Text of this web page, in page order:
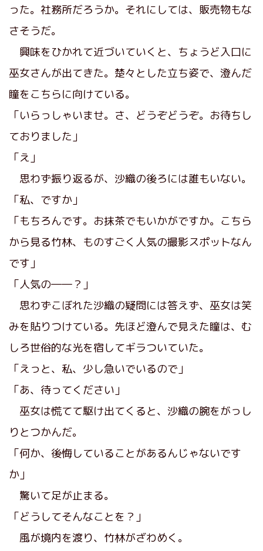
った。社務所だろうか。それにしては、販売物もな
さそうだ。
興味をひかれて近づいていくと、ちょうど入口に
巫女さんが出てきた。楚々とした立ち姿で、澄んだ
瞳をこちらに向けている。
「いらっしゃいませ。さ、どうぞどうぞ。お待ちし
ておりました」
「え」
思わず振り返るが、沙織の後ろには誰もいない。
「私、ですか」
「もちろんです。お抹茶でもいかがですか。こちら
から見る竹林、ものすごく人気の撮影スポットなん
です」
「人気の――？」
思わずこぼれた沙織の疑問には答えず、巫女は笑
みを貼りつけている。先ほど澄んで見えた瞳は、む
しろ世俗的な光を宿してギラついていた。
「えっと、私、少し急いでいるので」
「あ、待ってください」
巫女は慌てて駆け出てくると、沙織の腕をがっし
りとつかんだ。
「何か、後悔していることがあるんじゃないです
か」
驚いて足が止まる。
「どうしてそんなことを？」
風が境内を渡り、竹林がざわめく。